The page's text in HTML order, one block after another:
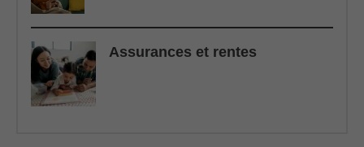
Assurances et rentes